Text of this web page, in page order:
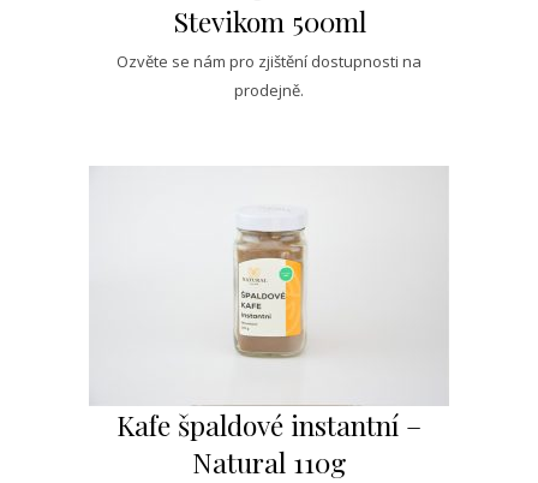
Stevikom 500ml
Ozvěte se nám pro zjištění dostupnosti na
prodejně.
Kafe špaldové instantní –
Natural 110g